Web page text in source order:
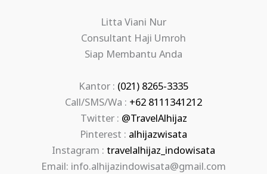
Litta Viani Nur
Consultant Haji Umroh
Siap Membantu Anda
Kantor : (021) 8265-3335
Call/SMS/Wa : +62 8111341212
Twitter : @TravelAlhijaz
Pinterest : alhijazwisata
Instagram : travelalhijaz_indowisata
Email: info.alhijazindowisata@gmail.com